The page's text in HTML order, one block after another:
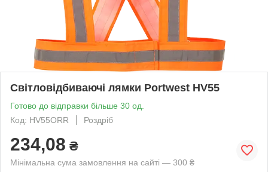
Світловідбиваючі лямки Portwest HV55
Готово до відправки більше 30 од.
Код: HV55ORR
Роздріб
234,08 ₴
Мінімальна сума замовлення на сайті — 300 ₴